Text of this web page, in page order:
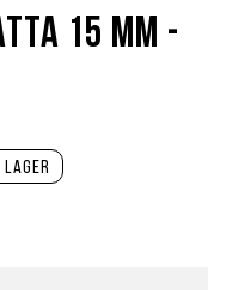
lager
15 mm -